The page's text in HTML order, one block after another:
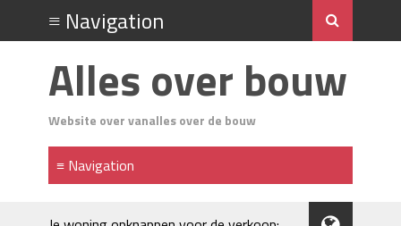
Alles over bouw
Website over vanalles over de bouw